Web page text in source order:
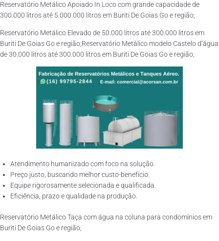
Reservatório Metálico Apoiado In Loco com grande capacidade de
300.000 litros até 5.000.000 litros em Buriti De Goias Go e região;
Reservatório Metálico Elevado de 50.000 litros até 300.000 litros em
Buriti De Goias Go e região;Reservatório Metálico modelo Castelo d’água
de 30.000 litros até 300.000 litros em Buriti De Goias Go e região;
Atendimento humanizado com foco na solução.
Preço justo, buscando melhor custo-benefício.
Equipe rigorosamente selecionada e qualificada.
Eficiência, prazo e qualidade na produção.
Reservatório Metálico Taça com água na coluna para condomínios em
Buriti De Goias Go e região;